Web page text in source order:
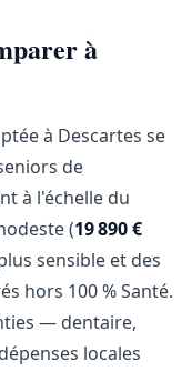
à
à Descartes se
de
à l'échelle du
(19 890 €
sensible et des
hors 100 % Santé.
— dentaire,
locales